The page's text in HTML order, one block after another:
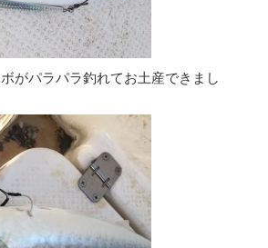
がパラパラ釣れてお土産できまし